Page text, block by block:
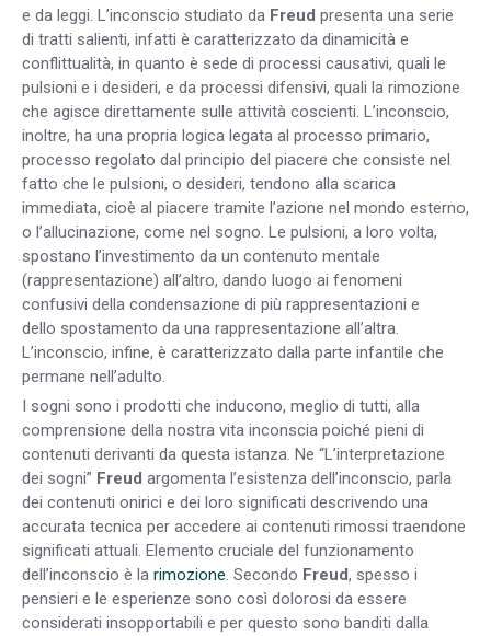
e da leggi. L’inconscio studiato da Freud presenta una serie
di tratti salienti, infatti è caratterizzato da dinamicità e
conflittualità, in quanto è sede di processi causativi, quali le
pulsioni e i desideri, e da processi difensivi, quali la rimozione
che agisce direttamente sulle attività coscienti. L’inconscio,
inoltre, ha una propria logica legata al processo primario,
processo regolato dal principio del piacere che consiste nel
fatto che le pulsioni, o desideri, tendono alla scarica
immediata, cioè al piacere tramite l’azione nel mondo esterno,
o l’allucinazione, come nel sogno. Le pulsioni, a loro volta,
spostano l’investimento da un contenuto mentale
(rappresentazione) all’altro, dando luogo ai fenomeni
confusivi della condensazione di più rappresentazioni e
dello spostamento da una rappresentazione all’altra.
L’inconscio, infine, è caratterizzato dalla parte infantile che
permane nell’adulto.
I sogni sono i prodotti che inducono, meglio di tutti, alla
comprensione della nostra vita inconscia poiché pieni di
contenuti derivanti da questa istanza. Ne “L’interpretazione
dei sogni” Freud argomenta l’esistenza dell’inconscio, parla
dei contenuti onirici e dei loro significati descrivendo una
accurata tecnica per accedere ai contenuti rimossi traendone
significati attuali. Elemento cruciale del funzionamento
dell’inconscio è la rimozione. Secondo Freud, spesso i
pensieri e le esperienze sono così dolorosi da essere
considerati insopportabili e per questo sono banditi dalla